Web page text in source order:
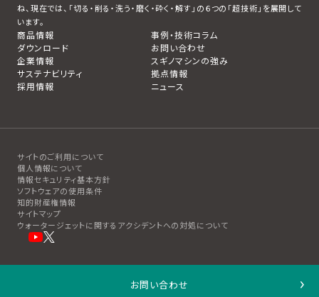
お問い合わせ
ね、現在では、「切る・削る・洗う・磨く・砕く・解す」の６つの「超技術」を展開して
います。
商品情報
事例・技術コラム
ダウンロード
お問い合わせ
企業情報
スギノマシンの強み
サステナビリティ
拠点情報
採用情報
ニュース
サイトのご利用について
個人情報について
情報セキュリティ基本方針
ソフトウェアの使用条件
知的財産権情報
サイトマップ
ウォータージェットに関するアクシデントへの対処について
Copyright© 2001- SUGINO MACHINE LIMITED